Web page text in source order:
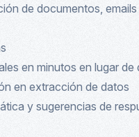
de documentos,
en minutos en lugar de
en extracción de datos
y sugerencias de